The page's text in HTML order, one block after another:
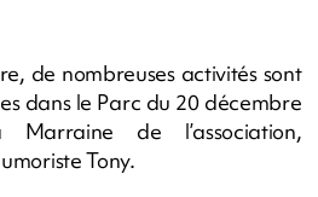
de nombreuses activités sont
dans le Parc du 20 décembre
de l’association,
Tony.